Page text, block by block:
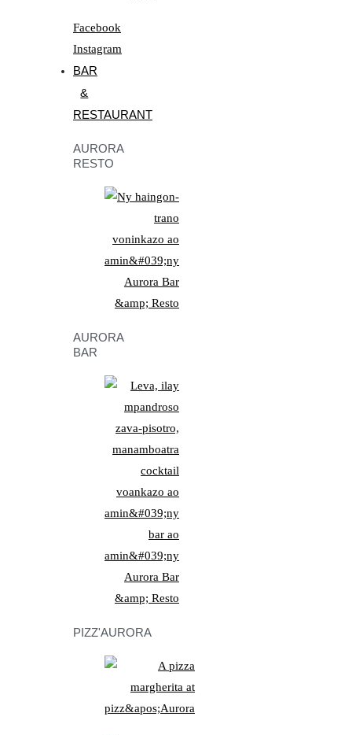
Facebook
Instagram
BAR
&
RESTAURANT
AURORA
RESTO
AURORA
BAR
PIZZ'AURORA